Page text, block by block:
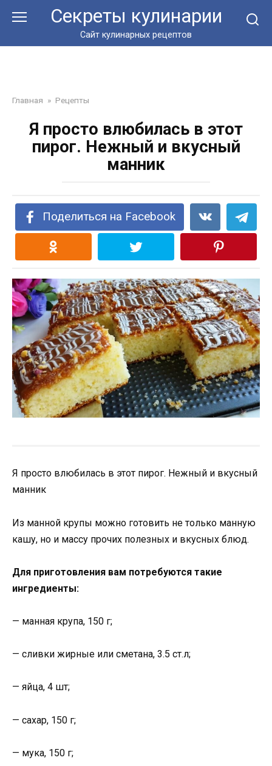
Секреты кулинарии
Сайт кулинарных рецептов
Главная » Рецепты
Я просто влюбилась в этот
пирог. Нежный и вкусный
манник
Поделиться на Facebook
Я просто влюбилась в этот пирог. Нежный и вкусный
манник
Из манной крупы можно готовить не только манную
кашу, но и массу прочих полезных и вкусных блюд.
Для приготовления вам потребуются такие
ингредиенты:
— манная крупа, 150 г;
— сливки жирные или сметана, 3.5 ст.л;
— яйца, 4 шт;
— сахар, 150 г;
— мука, 150 г;